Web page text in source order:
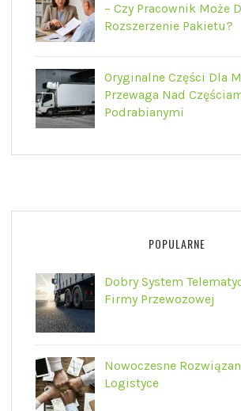
– Czy Pracownik Może
Rozszerzenie Pakietu?
Oryginalne Części Dla
Przewaga Nad
Podrabianymi
POPULARNE
Dobry System
Firmy Przewozowej
Nowoczesne
Logistyce